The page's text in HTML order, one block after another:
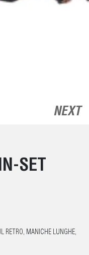
NEXT
SET
RETRO, MANICHE LUNGHE,